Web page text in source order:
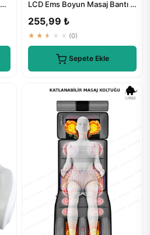
LCD Ems Boyun Masaj Bantı -
255,99 ₺
★★★★★ (0)
Sepete Ekle